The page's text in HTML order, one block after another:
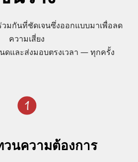
มกันที่ชัดเจนซึ่งออกแบบมาเพื่อลด
ความเสี่ยง
และส่งมอบตรงเวลา — ทุกครั้ง
นความต้องการ